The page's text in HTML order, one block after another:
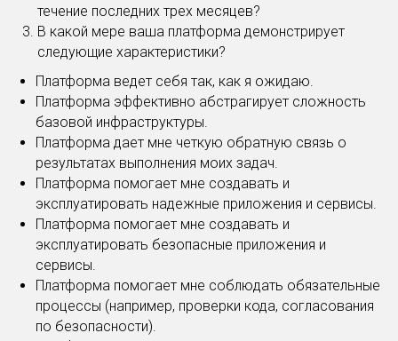
течение последних трех месяцев?
В какой мере ваша платформа демонстрирует
следующие характеристики?
Платформа ведет себя так, как я ожидаю.
Платформа эффективно абстрагирует сложность
базовой инфраструктуры.
Платформа дает мне четкую обратную связь о
результатах выполнения моих задач.
Платформа помогает мне создавать и
эксплуатировать надежные приложения и сервисы.
Платформа помогает мне создавать и
эксплуатировать безопасные приложения и
сервисы.
Платформа помогает мне соблюдать обязательные
процессы (например, проверки кода, согласования
по безопасности).